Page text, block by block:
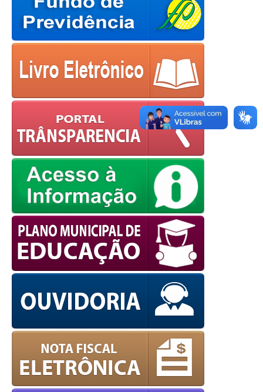
OK
European Commission |
Cookies Policy
powered by